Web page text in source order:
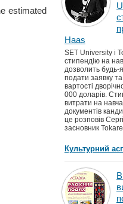
estimated
Haas
SET University і
стипендію на
дозволить будь-
подати заявку
вартості
000 доларів.
витрати на
документів
це розповів
засновник
Культурний